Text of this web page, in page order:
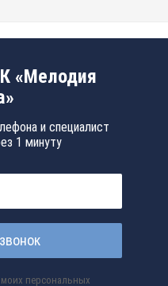
«Мелодия
и специалист
1 минуту
моих персональных